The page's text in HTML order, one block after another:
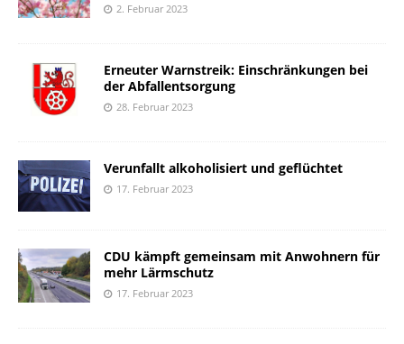
2. Februar 2023
Erneuter Warnstreik: Einschränkungen bei
der Abfallentsorgung
28. Februar 2023
Verunfallt alkoholisiert und geflüchtet
17. Februar 2023
CDU kämpft gemeinsam mit Anwohnern für
mehr Lärmschutz
17. Februar 2023